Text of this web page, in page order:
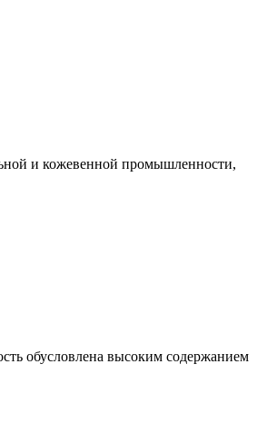
и кожевенной промышленности,
обусловлена высоким содержанием